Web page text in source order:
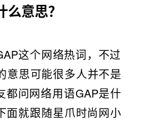
意思？
这个网络热词，不过
意思可能很多人并不是
都问网络用语GAP是什
面就跟随星爪时尚网小